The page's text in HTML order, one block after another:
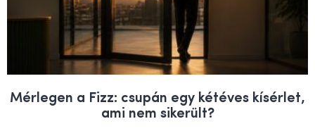
Mérlegen a Fizz: csupán egy kétéves kísérlet,
ami nem sikerült?